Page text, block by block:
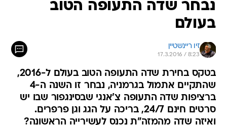
נבחר שדה התעופה הטוב
בעולם
זיו ריינשטיין
17.3.2016 / 8:23
בטקס בחירת שדה התעופה הטוב בעולם ל-2016,
שהתקיים אתמול בגרמניה, נבחר זו השנה ה-4
ברציפות שדה התעופה צ'אנגי שבסינגפור שבו יש
סרטים חינם 24/7, בריכה על הגג וגן פרפרים.
ואיזה שדה מהמזה"ת נכנס לעשירייה הראשונה?